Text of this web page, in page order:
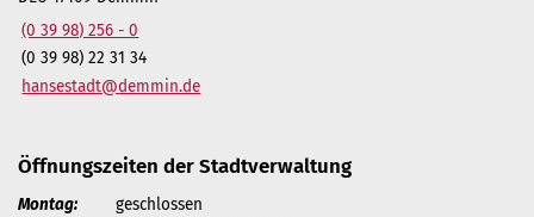
(0 39 98) 256 - 0
(0 39 98) 22 31 34
hansestadt@demmin.de
Öffnungszeiten der Stadtverwaltung
Montag: geschlossen